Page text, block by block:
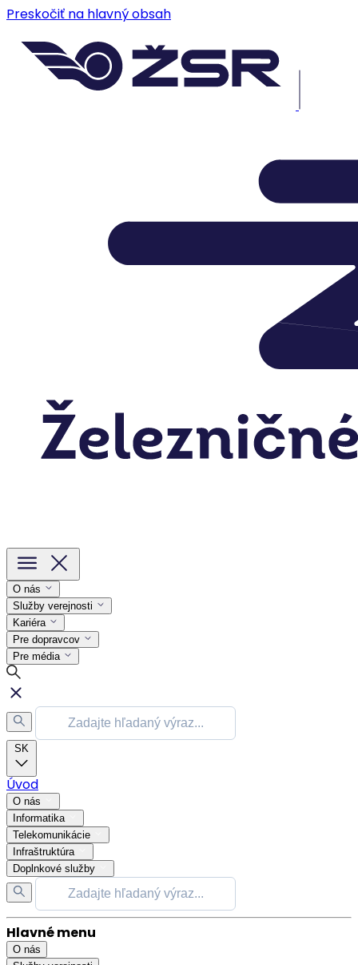
Preskočiť na hlavný obsah
O nás
Služby verejnosti
Kariéra
Pre dopravcov
Pre média
SK
Úvod
O nás
Informatika
Telekomunikácie
Infraštruktúra
Doplnkové služby
Hlavné menu
O nás